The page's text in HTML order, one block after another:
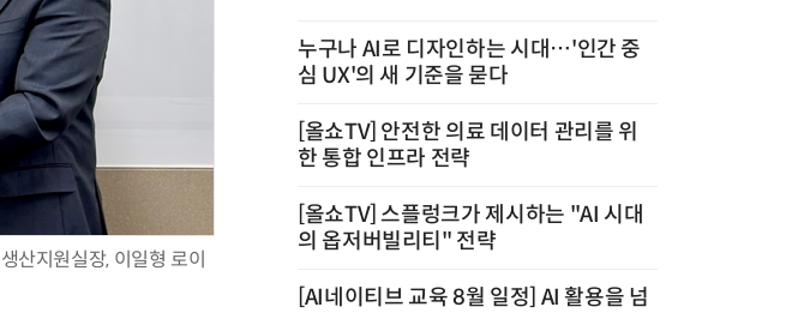
산지원실장, 이일형 로이
누구나 AI로 디자인하는 시대…'인간 중
심 UX'의 새 기준을 묻다
[올쇼TV] 안전한 의료 데이터 관리를 위
한 통합 인프라 전략
[올쇼TV] 스플렁크가 제시하는 "AI 시대
의 옵저버빌리티" 전략
[AI네이티브 교육 8월 일정] AI 활용을 넘